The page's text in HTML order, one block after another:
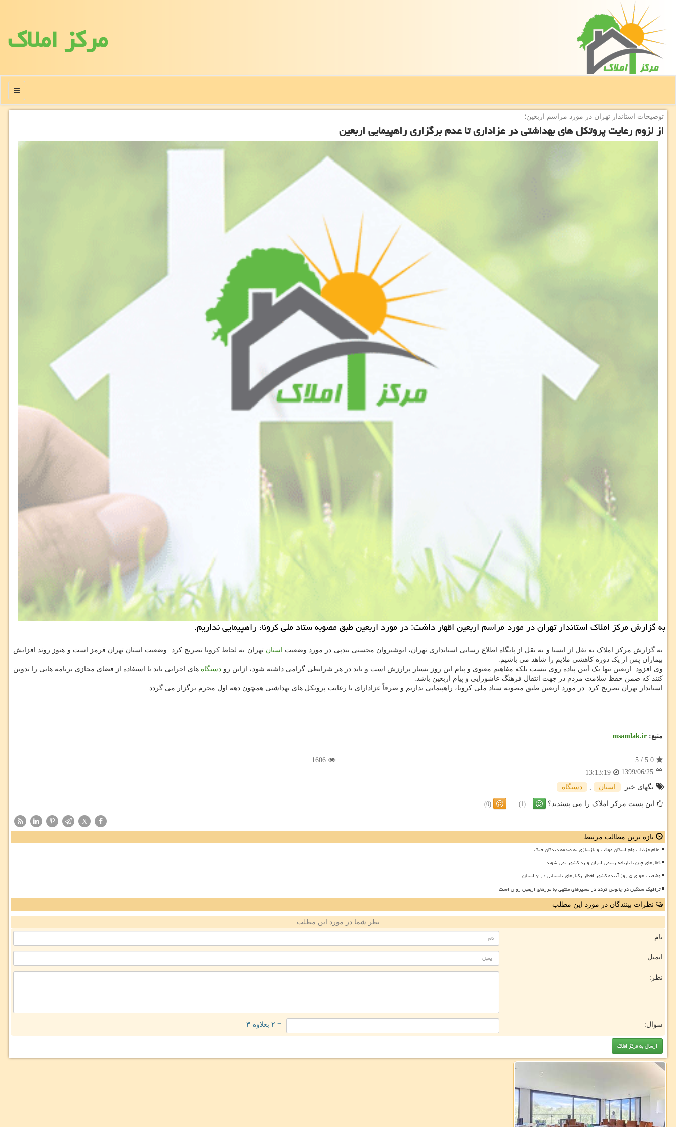
مركز املاك
منو
توضیحات استاندار تهران در مورد مراسم اربعین؛
از لزوم رعایت پروتكل های بهداشتی در عزاداری تا عدم برگزاری راهپیمایی اربعین
به گزارش مركز املاك استاندار تهران در مورد مراسم اربعین اظهار داشت: در مورد اربعین طبق مصوبه ستاد ملی كرونا، راهپیمایی نداریم.
به گزارش مرکز املاک به نقل از ایسنا و به نقل از پایگاه اطلاع رسانی استانداری تهران، انوشیروان محسنی بندپی در مورد وضعیت استان تهران به لحاظ کرونا تصریح کرد: وضعیت استان تهران قرمز است و هنوز روند افزایش
بیماران پس از یک دوره کاهشی ملایم را شاهد می باشیم.
وی افزود: اربعین تنها یک آیین پیاده روی نیست بلکه مفاهیم معنوی و پیام این روز بسیار پرارزش است و باید در هر شرایطی گرامی داشته شود، ازاین رو دستگاه های اجرایی باید با استفاده از فضای مجازی برنامه هایی را تدوین
کنند که ضمن حفظ سلامت مردم در جهت انتقال فرهنگ عاشورایی و پیام اربعین باشد.
استاندار تهران تصریح کرد: در مورد اربعین طبق مصوبه ستاد ملی کرونا، راهپیمایی نداریم و صرفاً عزادارای با رعایت پروتکل های بهداشتی همچون دهه اول محرم برگزار می گردد.
منبع: msamlak.ir
5.0
/
5
1606
1399/06/25
13:13:19
تگهای خبر:
استان , دستگاه
این پست مرکز املاک را می پسندید؟ (1)
(0)
X
تازه ترین مطالب مرتبط
اعلام جزئیات وام اسکان موقت و بازسازی به صدمه دیدگان جنگ
قطارهای چین با بارنامه رسمی ایران وارد کشور نمی شوند
وضعیت هوای ۵ روز آینده کشور اخطار رگبارهای تابستانی در ۷ استان
ترافیک سنگین در چالوس تردد در مسیرهای منتهی به مرزهای اربعین روان است
نظرات بینندگان در مورد این مطلب
نظر شما در مورد این مطلب
نام:
ایمیل:
نظر:
سوال: = ۲ بعلاوه ۳